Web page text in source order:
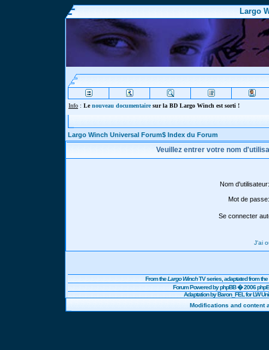
Largo
Info : Lenouveau documentairesur la BD Largo Winch est sorti !
Largo Winch Universal Forum$ Index du Forum
Veuillez entrer votre nom
Nom d'utilisateur:
Mot de passe:
Se connecter
J'ai
From theLargo WinchTV series, adaptated from
Forum Powered byphpBB� 2006
Adaptation by Baron_FEL for LW
Modifications and content